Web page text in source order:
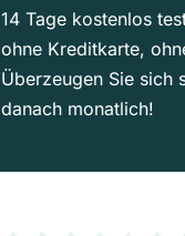
14 Tage kostenlos
ohne Kreditkarte,
Überzeugen Sie sich
danach monatlich!